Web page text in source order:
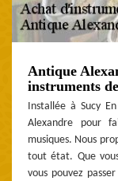
Antique
instruments
Installée à Sucy
Alexandre pour
musiques. Nous
tout état. Que
vous pouvez